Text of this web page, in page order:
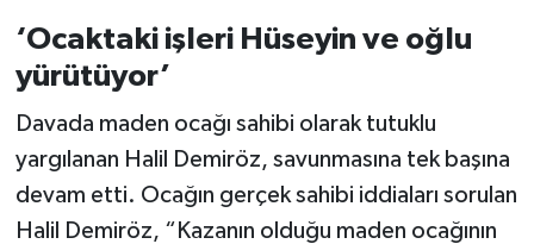
‘Ocaktaki işleri Hüseyin ve oğlu
yürütüyor’
Davada maden ocağı sahibi olarak tutuklu
yargılanan Halil Demiröz, savunmasına tek başına
devam etti. Ocağın gerçek sahibi iddiaları sorulan
Halil Demiröz, “Kazanın olduğu maden ocağının